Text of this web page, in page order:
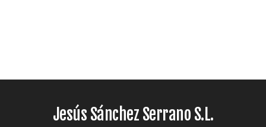
Jesús Sánchez Serrano S.L.